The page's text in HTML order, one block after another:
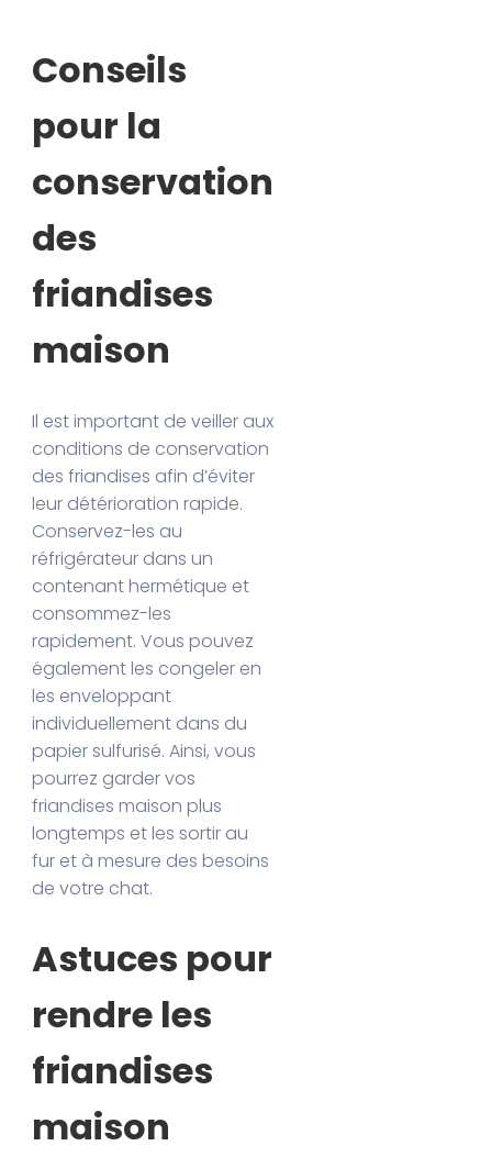
Conseils
pour la
conservation
des
friandises
maison
Il est important de veiller aux
conditions de conservation
des friandises afin d’éviter
leur détérioration rapide.
Conservez-les au
réfrigérateur dans un
contenant hermétique et
consommez-les
rapidement. Vous pouvez
également les congeler en
les enveloppant
individuellement dans du
papier sulfurisé. Ainsi, vous
pourrez garder vos
friandises maison plus
longtemps et les sortir au
fur et à mesure des besoins
de votre chat.
Astuces pour
rendre les
friandises
maison